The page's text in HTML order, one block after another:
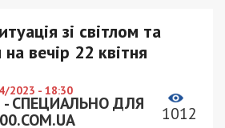
зі світлом та
вечір 22 квітня
2023 - 18:30
- СПЕЦИАЛЬНО ДЛЯ
1012